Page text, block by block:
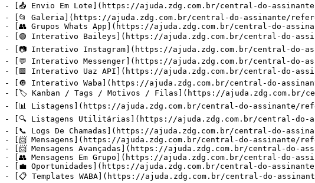
- [📤 Envio Em Lote](https://ajuda.zdg.com.br/central-do-
- [📂 Galeria](https://ajuda.zdg.com.br/central-do-assinante/
- [👥 Grupos Whats App](https://ajuda.zdg.com.br/central-do-
- [🟢 Interativo Baileys](https://ajuda.zdg.com.br/central-do-
- [📷 Interativo Instagram](https://ajuda.zdg.com.br/central-do-
- [💬 Interativo Messenger](https://ajuda.zdg.com.br/central-do-
- [🟩 Interativo Uaz API](https://ajuda.zdg.com.br/central-do-
- [🔘 Interativo Waba](https://ajuda.zdg.com.br/central-do-
- [🏷️ Kanban / Tags / Motivos / Filas](https://ajuda.zdg.com.br/
- [📊 Listagens](https://ajuda.zdg.com.br/central-do-assinante/
- [🔍 Listagens Utilitárias](https://ajuda.zdg.com.br/central-do-
- [📞 Logs De Chamadas](https://ajuda.zdg.com.br/central-do-
- [📨 Mensagens](https://ajuda.zdg.com.br/central-do-assinante/
- [📨 Mensagens Avançadas](https://ajuda.zdg.com.br/central-do-
- [👥 Mensagens Em Grupo](https://ajuda.zdg.com.br/central-do-
- [💼 Oportunidades](https://ajuda.zdg.com.br/central-do-
- [📋 Templates WABA](https://ajuda.zdg.com.br/central-do-